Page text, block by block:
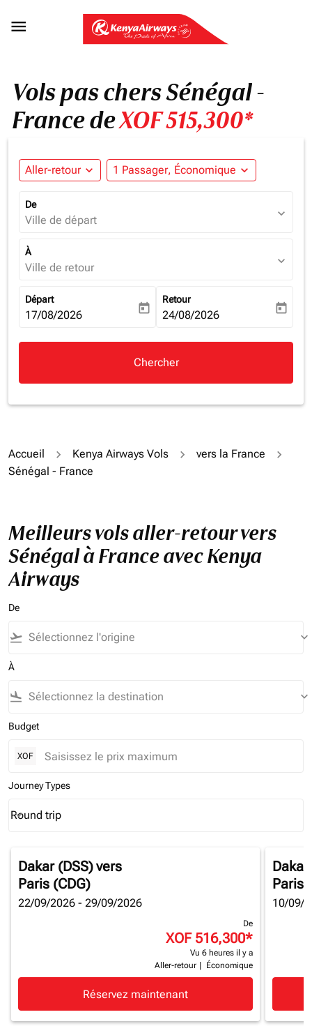

Vols pas chers Sénégal -
France deXOF 515,300*
Aller-retour expand_more 1 Passager, Économique expand_more
De
Ville de départ expand_more
À
Ville de retour expand_more
Départ
fc-booking-departure-date-aria-label
17/08/2026 today
Retour
fc-booking-return-date-aria-
24/08/2026 today
Chercher
Accueil Kenya Airways Vols
vers la France
Sénégal - France
Meilleurs vols aller-retour vers
Sénégal à France avec Kenya
Airways
De
flight_takeoff keyboard_arrow_down
À
flight_land keyboard_arrow_down
Budget
XOF
Journey Types
Journey Types option Round trip Selected
Round trip
keyboard_arrow_down
Dakar (DSS)vers
Paris (CDG)
22/09/2026 - 29/09/2026
De
XOF 516,300*
Vu 6 heures il y a
Aller-retour
Économique
Réservez maintenant
Dakar
Paris
10/09/